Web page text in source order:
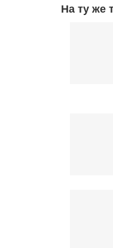
На ту же